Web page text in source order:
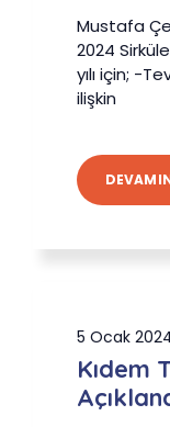
Mustafa
2024
yılı için; -
ilişkin
5 Ocak
Kıdem